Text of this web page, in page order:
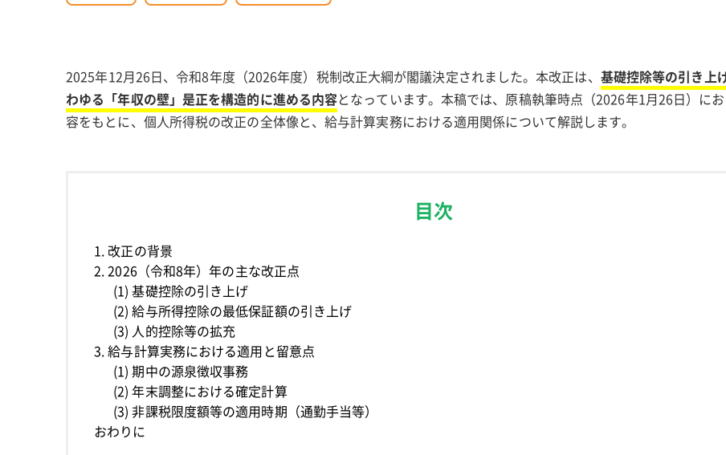
2025年12月26日、令和8年度（2026年度）税制改正大綱が閣議決定されました。本改正は、 基礎控除等の引き上
わゆる「年収の壁」是正を構造的に進める内容となっています。本稿では、原稿執筆時点（2026年1月26日）に
容をもとに、個人所得税の改正の全体像と、給与計算実務における適用関係について解説します。
目次
1. 改正の背景
2. 2026（令和8年）年の主な改正点
(1) 基礎控除の引き上げ
(2) 給与所得控除の最低保証額の引き上げ
(3) 人的控除等の拡充
3. 給与計算実務における適用と留意点
(1) 期中の源泉徴収事務
(2) 年末調整における確定計算
(3) 非課税限度額等の適用時期（通勤手当等）
おわりに